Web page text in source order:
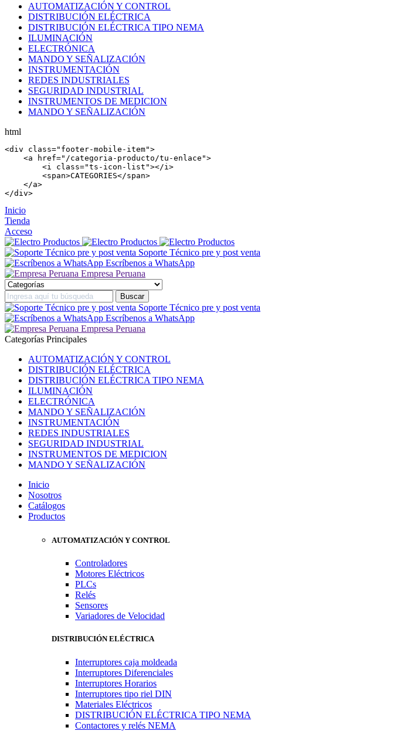
AUTOMATIZACIÓN Y CONTROL
DISTRIBUCIÓN ELÉCTRICA
DISTRIBUCIÓN ELÉCTRICA TIPO NEMA
ILUMINACIÓN
ELECTRÓNICA
MANDO Y SEÑALIZACIÓN
INSTRUMENTACIÓN
REDES INDUSTRIALES
SEGURIDAD INDUSTRIAL
INSTRUMENTOS DE MEDICION
MANDO Y SEÑALIZACIÓN
html
<div class="footer-mobile-item">
    <
a href="/categoria-producto/tu-enlace">
        <
i class="ts-icon-list"></i >
        <
span>CATEGORIES</span>
    </
a>
</div>
Inicio
Tienda
Acceso
Soporte Técnico pre y post venta
Escríbenos a WhatsApp
Empresa Peruana
Soporte Técnico pre y post venta
Escríbenos a WhatsApp
Empresa Peruana
Categorías Principales
AUTOMATIZACIÓN Y CONTROL
DISTRIBUCIÓN ELÉCTRICA
DISTRIBUCIÓN ELÉCTRICA TIPO NEMA
ILUMINACIÓN
ELECTRÓNICA
MANDO Y SEÑALIZACIÓN
INSTRUMENTACIÓN
REDES INDUSTRIALES
SEGURIDAD INDUSTRIAL
INSTRUMENTOS DE MEDICION
MANDO Y SEÑALIZACIÓN
Inicio
Nosotros
Catálogos
Productos
AUTOMATIZACIÓN Y CONTROL
Controladores
Motores Eléctricos
PLCs
Relés
Sensores
Variadores de Velocidad
DISTRIBUCIÓN ELÉCTRICA
Interruptores caja moldeada
Interruptores Diferenciales
Interruptores Horarios
Interruptores tipo riel DIN
Materiales Eléctricos
DISTRIBUCIÓN ELÉCTRICA TIPO NEMA
Contactores y relés NEMA